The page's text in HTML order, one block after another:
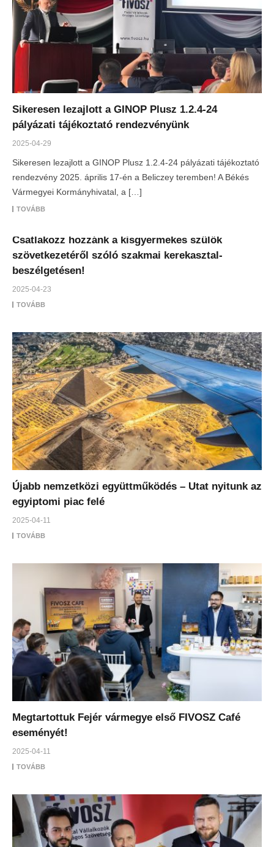
Sikeresen lezajlott a GINOP Plusz 1.2.4-24
pályázati tájékoztató rendezvényünk
2025-04-29
Sikeresen lezajlott a GINOP Plusz 1.2.4-24 pályázati tájékoztató
rendezvény 2025. április 17-én a Beliczey teremben! A Békés
Vármegyei Kormányhivatal, a […]
TOVÁBB
Csatlakozz hozzánk a kisgyermekes szülők
szövetkezetéről szóló szakmai kerekasztal-
beszélgetésen!
2025-04-23
TOVÁBB
Újabb nemzetközi együttműködés – Utat nyitunk az
egyiptomi piac felé
2025-04-11
TOVÁBB
Megtartottuk Fejér vármegye első FIVOSZ Café
eseményét!
2025-04-11
TOVÁBB